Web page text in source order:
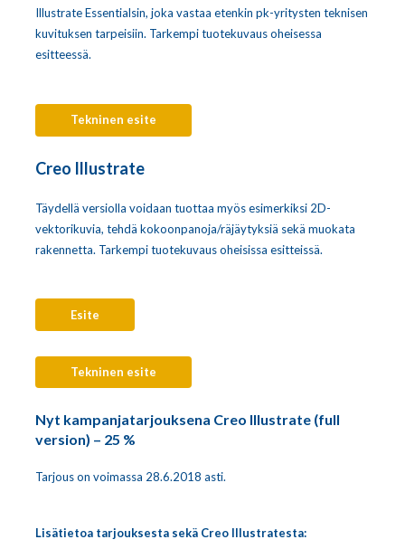
Illustrate Essentialsin, joka vastaa etenkin pk-yritysten teknisen
kuvituksen tarpeisiin. Tarkempi tuotekuvaus oheisessa
esitteessä.
Tekninen esite
Creo Illustrate
Täydellä versiolla voidaan tuottaa myös esimerkiksi 2D-
vektorikuvia, tehdä kokoonpanoja/räjäytyksiä sekä muokata
rakennetta. Tarkempi tuotekuvaus oheisissa esitteissä.
Esite
Tekninen esite
Nyt kampanjatarjouksena Creo Illustrate (full
version) – 25 %
Tarjous on voimassa 28.6.2018 asti.
Lisätietoa tarjouksesta sekä Creo Illustratesta: